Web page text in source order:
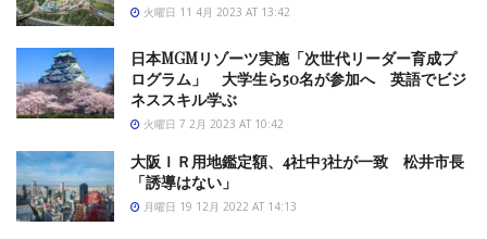
火曜日 11 4月 2023 AT 13:42
日本MGMリゾーツ実施「次世代リーダー育成プ
ログラム」 大学生ら50名が参加へ 英語でビジ
ネススキル学ぶ
火曜日 7 2月 2023 AT 10:42
大阪ＩＲ用地鑑定額、4社中3社が一致 松井市長
「誘導はない」
月曜日 19 12月 2022 AT 14:13